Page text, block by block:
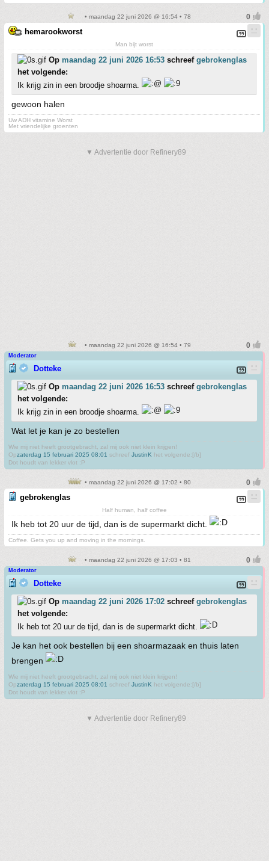
• maandag 22 juni 2026 @ 16:54 • 78
hemarookworst
Man bijt worst
Op maandag 22 juni 2026 16:53 schreef gebrokenglas
het volgende:
Ik krijg zin in een broodje shoarma.
gewoon halen
Uw ADH vitamine Worst
Met vriendelijke groenten
▼ Advertentie door Refinery89
• maandag 22 juni 2026 @ 16:54 • 79
Moderator
Dotteke
Op maandag 22 juni 2026 16:53 schreef gebrokenglas
het volgende:
Ik krijg zin in een broodje shoarma.
Wat let je kan je zo bestellen
Wie mij niet heeft grootgebracht, zal mij ook niet klein krijgen!
Opzaterdag 15 februari 2025 08:01 schreef JustinK het volgende:[/b]
Dot houdt van lekker vlot :P
• maandag 22 juni 2026 @ 17:02 • 80
gebrokenglas
Half human, half coffee
Ik heb tot 20 uur de tijd, dan is de supermarkt dicht.
Coffee. Gets you up and moving in the mornings.
• maandag 22 juni 2026 @ 17:03 • 81
Moderator
Dotteke
Op maandag 22 juni 2026 17:02 schreef gebrokenglas
het volgende:
Ik heb tot 20 uur de tijd, dan is de supermarkt dicht.
Je kan het ook bestellen bij een shoarmazaak en thuis laten
brengen
Wie mij niet heeft grootgebracht, zal mij ook niet klein krijgen!
Opzaterdag 15 februari 2025 08:01 schreef JustinK het volgende:[/b]
Dot houdt van lekker vlot :P
▼ Advertentie door Refinery89